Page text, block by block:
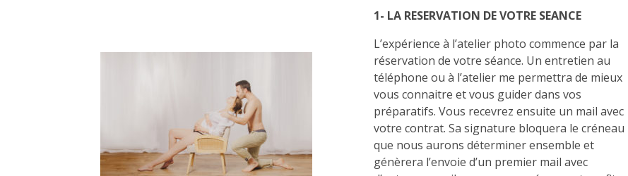
1- LA RESERVATION DE VOTRE SEANCE
L’expérience à l’atelier photo commence par la
réservation de votre séance. Un entretien au
téléphone ou à l’atelier me permettra de mieux
vous connaitre et vous guider dans vos
préparatifs. Vous recevrez ensuite un mail avec
votre contrat. Sa signature bloquera le créneau
que nous aurons déterminer ensemble et
génèrera l’envoie d’un premier mail avec